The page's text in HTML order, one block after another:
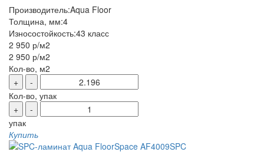
Производитель:Aqua Floor
Толщина, мм:4
Износостойкость:43 класс
2 950 р/м2
2 950 р/м2
Кол-во, м2
+
-
Кол-во, упак
+
-
упак
Купить